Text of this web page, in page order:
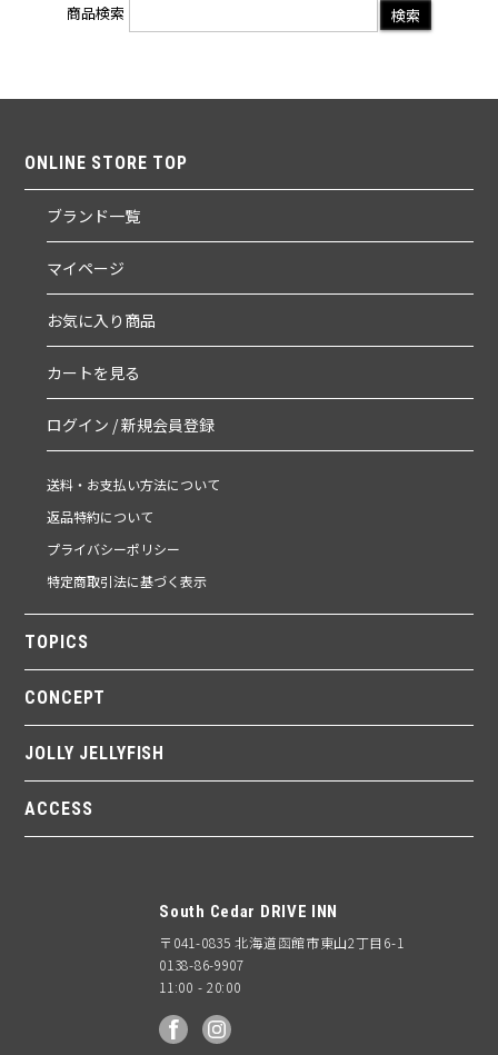
商品検索
ONLINE STORE TOP
ブランド一覧
マイページ
お気に入り商品
カートを見る
ログイン / 新規会員登録
送料・お支払い方法について
返品特約について
プライバシーポリシー
特定商取引法に基づく表示
TOPICS
CONCEPT
JOLLY JELLYFISH
ACCESS
South Cedar DRIVE INN
〒041-0835 北海道函館市東山2丁目6-1
0138-86-9907
11:00 - 20:00
facebook